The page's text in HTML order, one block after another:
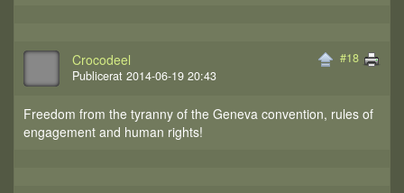
#18
Crocodeel
Publicerat 2014-06-19 20:43
Freedom from the tyranny of the Geneva convention, rules of
engagement and human rights!